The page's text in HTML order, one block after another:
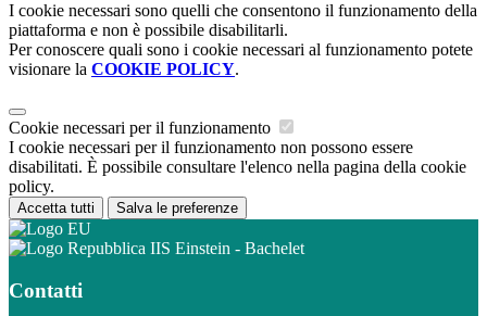
I cookie necessari sono quelli che consentono il funzionamento della
piattaforma e non è possibile disabilitarli.
Per conoscere quali sono i cookie necessari al funzionamento potete
visionare la COOKIE POLICY.
Cookie necessari per il funzionamento
I cookie necessari per il funzionamento non possono essere
disabilitati. È possibile consultare l'elenco nella pagina della cookie
policy.
Accetta tutti Salva le preferenze
IIS Einstein - Bachelet
Contatti